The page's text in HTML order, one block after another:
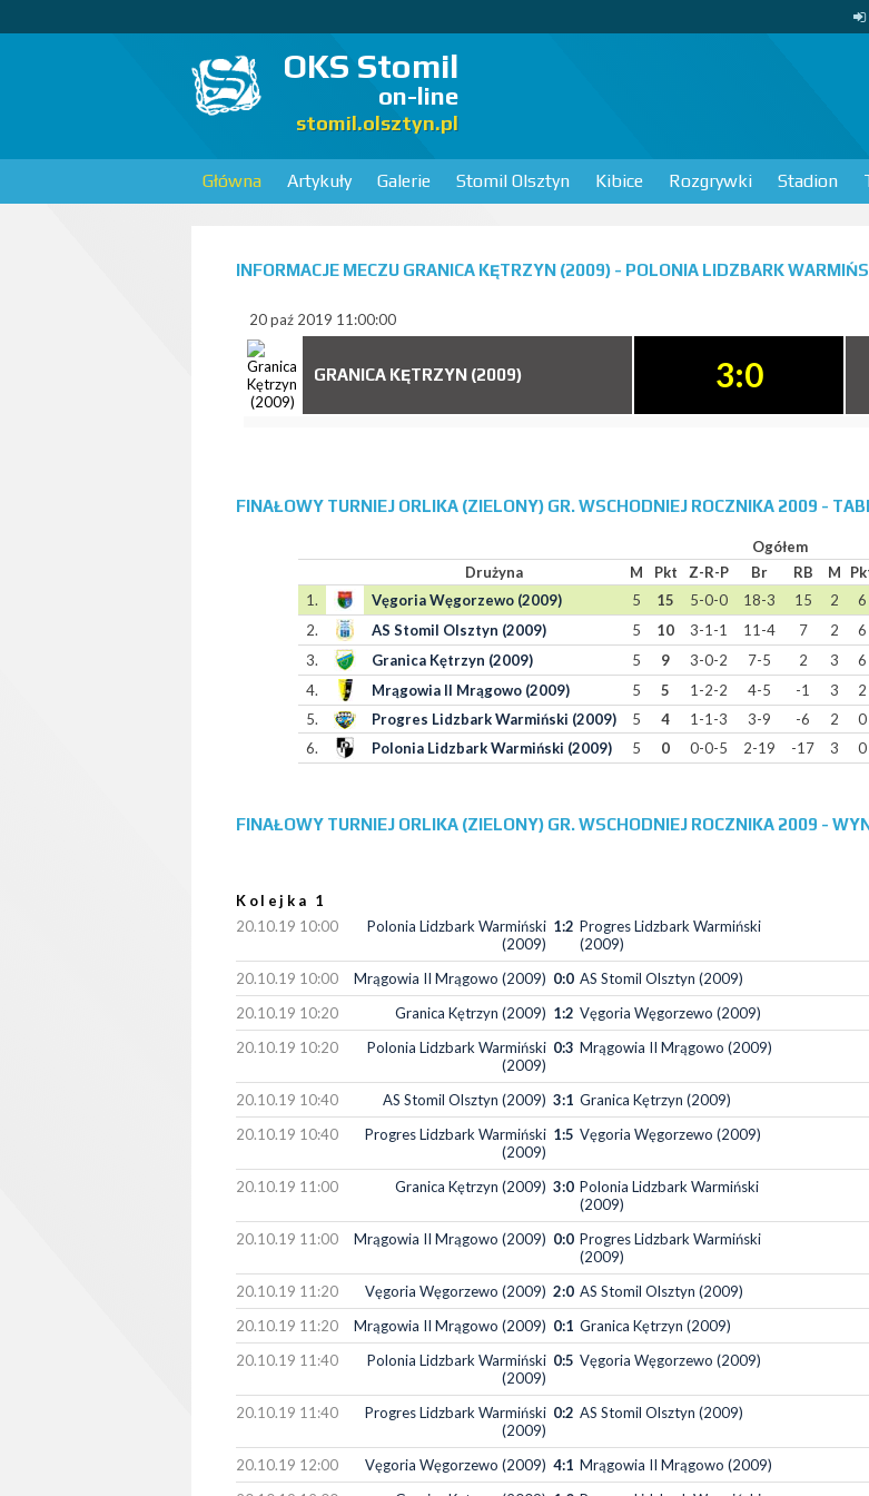
OKS Stomil
on-line
stomil.olsztyn.pl
Główna Artykuły Galerie Stomil Olsztyn Kibice Rozgrywki Stadion
INFORMACJE MECZU GRANICA KĘTRZYN (2009) - POLONIA LIDZBARK
20 paź 2019 11:00:00
GRANICA KĘTRZYN (2009) 3:0
FINAŁOWY TURNIEJ ORLIKA (ZIELONY) GR. WSCHODNIEJ ROCZNIKA 2009 -
Ogółem
Drużyna
M Pkt Z-R-P Br RB M
1.
Vęgoria Węgorzewo (2009) 5 15 5-0-0 18-3 15 2 6
2.
AS Stomil Olsztyn (2009) 5 10 3-1-1 11-4 7 2 6
3.
Granica Kętrzyn (2009) 5 9 3-0-2 7-5 2 3 6
4.
Mrągowia II Mrągowo (2009) 5 5 1-2-2 4-5 -1 3 2
5.
Progres Lidzbark Warmiński (2009) 5 4 1-1-3 3-9 -6 2 0
6.
Polonia Lidzbark Warmiński (2009) 5 0 0-0-5 2-19 -17 3 0
FINAŁOWY TURNIEJ ORLIKA (ZIELONY) GR. WSCHODNIEJ ROCZNIKA 2009 -
Kolejka 1
20.10.19 10:00
Polonia Lidzbark Warmiński
(2009)
1:2 Progres Lidzbark Warmiński
(2009)
20.10.19 10:00
Mrągowia II Mrągowo (2009) 0:0 AS Stomil Olsztyn (2009)
20.10.19 10:20
Granica Kętrzyn (2009) 1:2 Vęgoria Węgorzewo (2009)
20.10.19 10:20
Polonia Lidzbark Warmiński
(2009)
0:3 Mrągowia II Mrągowo (2009)
20.10.19 10:40 AS Stomil Olsztyn (2009) 3:1 Granica Kętrzyn (2009)
20.10.19 10:40
Progres Lidzbark Warmiński
(2009)
1:5 Vęgoria Węgorzewo (2009)
20.10.19 11:00 Granica Kętrzyn (2009) 3:0 Polonia Lidzbark Warmiński
(2009)
20.10.19 11:00
Mrągowia II Mrągowo (2009) 0:0 Progres Lidzbark Warmiński
(2009)
20.10.19 11:20
Vęgoria Węgorzewo (2009) 2:0 AS Stomil Olsztyn (2009)
20.10.19 11:20
Mrągowia II Mrągowo (2009) 0:1 Granica Kętrzyn (2009)
20.10.19 11:40
Polonia Lidzbark Warmiński
(2009)
0:5 Vęgoria Węgorzewo (2009)
20.10.19 11:40
Progres Lidzbark Warmiński
(2009)
0:2 AS Stomil Olsztyn (2009)
20.10.19 12:00 Vęgoria Węgorzewo (2009) 4:1 Mrągowia II Mrągowo (2009)